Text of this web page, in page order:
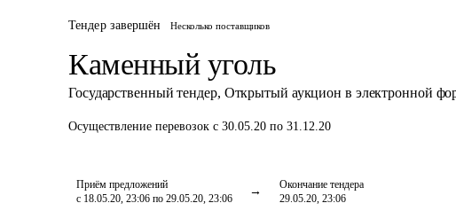
Тендер завершён Несколько поставщиков
Каменный уголь
Государственный тендер, Открытый аукцион в электронной
Осуществление перевозок с 30.05.20 по 31.12.20
Приём предложений
с 18.05.20, 23:06 по 29.05.20, 23:06
Окончание тендера
29.05.20, 23:06